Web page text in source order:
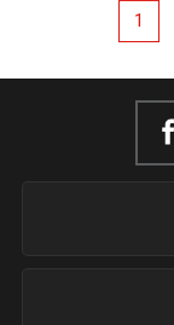
1